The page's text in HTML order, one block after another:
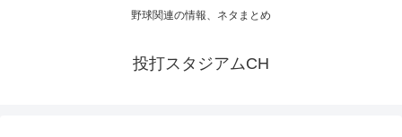
野球関連の情報、ネタまとめ
投打スタジアムCH